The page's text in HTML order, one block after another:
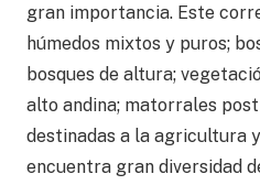
gran importancia. Este
húmedos mixtos y puros;
bosques de altura;
alto andina; matorrales
destinadas a la agricultura
encuentra gran diversidad